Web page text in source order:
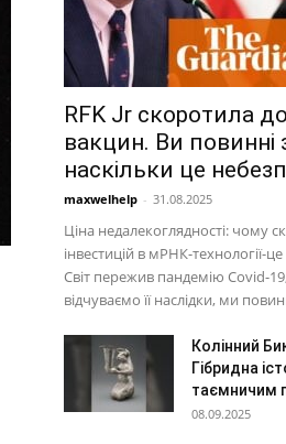
RFK Jr скоротила
вакцин. Ви повинні
наскільки це
maxwelhelp - 31.08.2025
Ціна недалекоглядності: чому
інвестицій в мРНК-технології-
Світ пережив пандемію Covid-
відчуваємо її наслідки, ми
Колінний
Гібридна
таємничим
08.09.2025